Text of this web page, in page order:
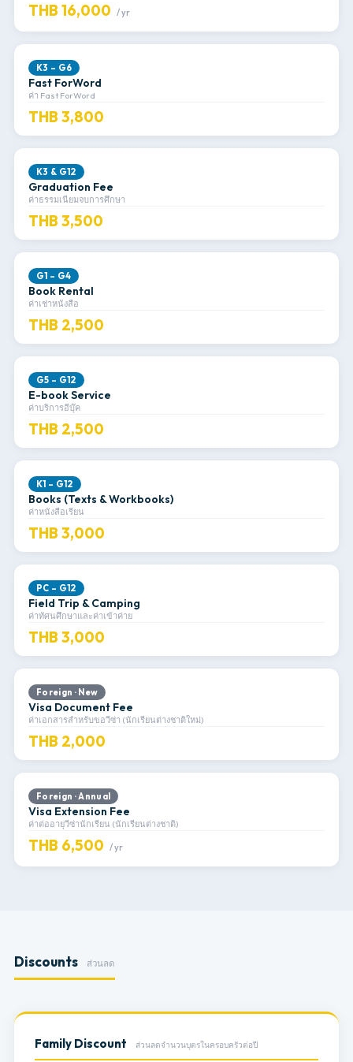
THB 16,000 / yr
K3 – G6
Fast ForWord
ค่า Fast ForWord
THB 3,800
K3 & G12
Graduation Fee
ค่าธรรมเนียมจบการศึกษา
THB 3,500
G1 – G4
Book Rental
ค่าเช่าหนังสือ
THB 2,500
G5 – G12
E-book Service
ค่าบริการอีบุ๊ค
THB 2,500
K1 – G12
Books (Texts & Workbooks)
ค่าหนังสือเรียน
THB 3,000
PC – G12
Field Trip & Camping
ค่าทัศนศึกษาและค่าเข้าค่าย
THB 3,000
Foreign · New
Visa Document Fee
ค่าเอกสารสำหรับขอวีซ่า (นักเรียนต่างชาติใหม่)
THB 2,000
Foreign · Annual
Visa Extension Fee
ค่าต่ออายุวีซ่านักเรียน (นักเรียนต่างชาติ)
THB 6,500 / yr
Discounts ส่วนลด
Family Discount ส่วนลดจำนวนบุตรในครอบครัวต่อปี